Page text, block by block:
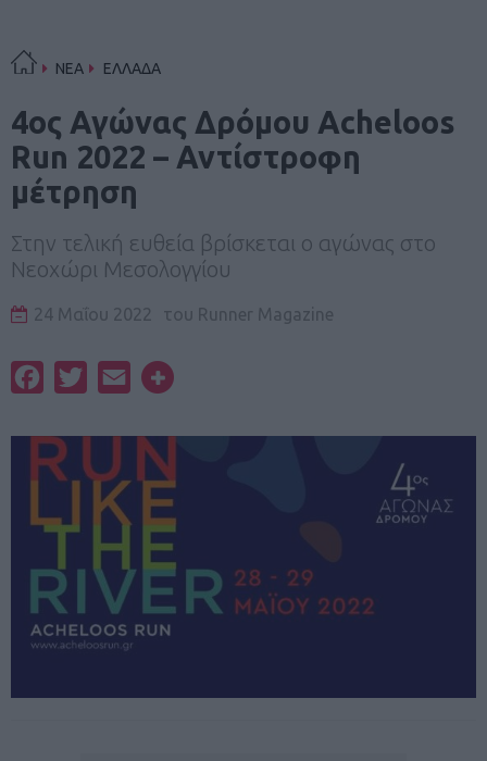
ΝΕΑ ΕΛΛΑΔΑ
4ος Αγώνας Δρόμου Acheloos
Run 2022 – Αντίστροφη
μέτρηση
Στην τελική ευθεία βρίσκεται ο αγώνας στο
Νεοχώρι Μεσολογγίου
24 Μαΐου 2022 του Runner Magazine
FacebookTwitterEmail